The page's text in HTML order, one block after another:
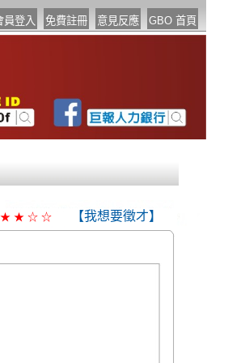
★ ★ ☆ ☆ 【我想要徵才】